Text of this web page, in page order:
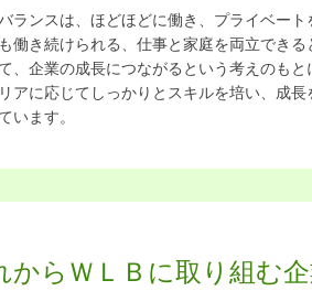
ランスは、ほどほどに働き、プライベー
働き続けられる、仕事と家庭を両立でき
、企業の成長につながるという考えのも
アに応じてしっかりとスキルを培い、成
います。
からＷＬＢに取り組む